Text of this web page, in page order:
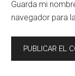
Guarda mi
navegador para